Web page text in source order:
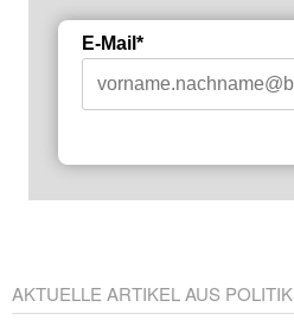
E-Mail*
AKTUELLE ARTIKEL AUS POLITIK